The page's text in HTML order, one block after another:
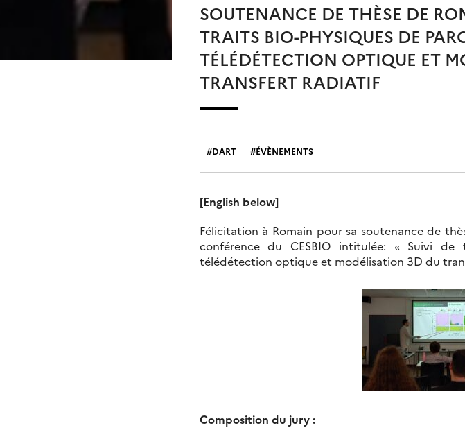
SOUTENANCE DE THÈSE DE
TRAITS BIO-PHYSIQUES DE
TÉLÉDÉTECTION OPTIQUE ET
TRANSFERT RADIATIF
DART ÉVÈNEMENTS
[English below]
Félicitation à Romain pour sa soutenance de
conférence du CESBIO intitulée: « Suivi
télédétection optique et modélisation 3D du
Composition du jury :